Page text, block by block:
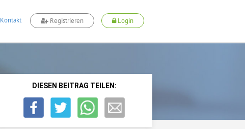
Kontakt Registrieren Login
DIESEN BEITRAG TEILEN: